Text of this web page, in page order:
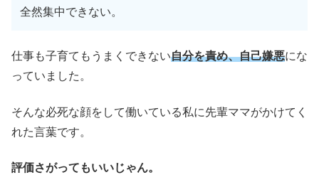
全然集中できない。
仕事も子育てもうまくできない自分を責め、自己嫌悪にな
っていました。
そんな必死な顔をして働いている私に先輩ママがかけてく
れた言葉です。
評価さがってもいいじゃん。